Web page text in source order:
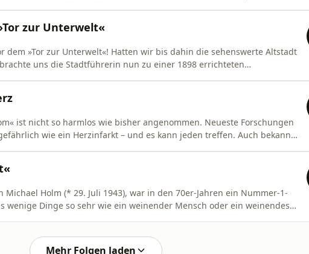
zur Unterwelt«
dem »Tor zur Unterwelt«! Hatten wir bis dahin die sehenswerte Altstadt
uns die Stadtführerin nun zu einer 1898 errichteten
entstehen Hoh
ist nicht so harmlos wie bisher angenommen. Neueste Forschungen
wie ein Herzinfarkt – und es kann jeden treffen. Auch bekannt
Michael Holm (* 29. Juli 1943), war in den 70er-Jahren ein Nummer-1-
wenige Dinge so sehr wie ein weinender Mensch oder ein weinendes
Mehr Folgen laden